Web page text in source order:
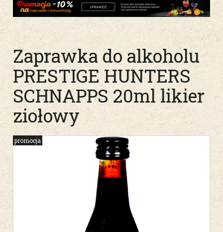
Zaprawka do alkoholu
PRESTIGE HUNTERS
SCHNAPPS 20ml likier
ziołowy
promocja